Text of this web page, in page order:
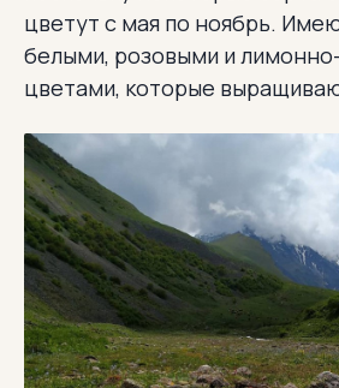
цветут с мая по ноябрь.
белыми, розовыми и
цветами, которые